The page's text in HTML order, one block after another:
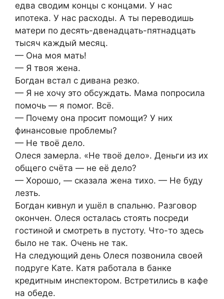
едва сводим концы с концами. У нас
ипотека. У нас расходы. А ты переводишь
матери по десять-двенадцать-пятнадцать
тысяч каждый месяц.
— Она моя мать!
— Я твоя жена.
Богдан встал с дивана резко.
— Я не хочу это обсуждать. Мама попросила
помочь — я помог. Всё.
— Почему она просит помощи? У них
финансовые проблемы?
— Не твоё дело.
Олеся замерла. «Не твоё дело». Деньги из их
общего счёта — не её дело?
— Хорошо, — сказала жена тихо. — Не буду
лезть.
Богдан кивнул и ушёл в спальню. Разговор
окончен. Олеся осталась стоять посреди
гостиной и смотреть в пустоту. Что-то здесь
было не так. Очень не так.
На следующий день Олеся позвонила своей
подруге Кате. Катя работала в банке
кредитным инспектором. Встретились в кафе
на обеде.